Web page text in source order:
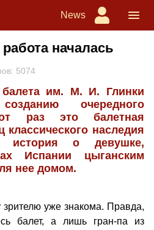
News
началась
5074
им. М. И. Глинки
очередного
раз это балетная
классического наследия
о девушке,
Испании цыганским
нее домом.
зрителю уже знакома. Правда,
балет, а лишь гран-па из